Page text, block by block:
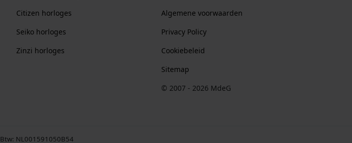
Citizen horloges
Seiko horloges
Zinzi horloges
Algemene voorwaarden
Privacy Policy
Cookiebeleid
Sitemap
© 2007 - 2026 MdeG
NL001591050B54